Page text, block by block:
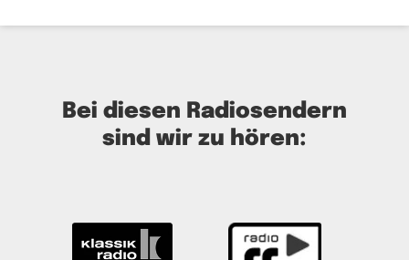
Bei diesen Radiosendern
sind wir zu hören: